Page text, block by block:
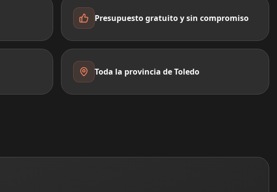
Presupuesto gratuito y sin compromiso
Toda la provincia de Toledo